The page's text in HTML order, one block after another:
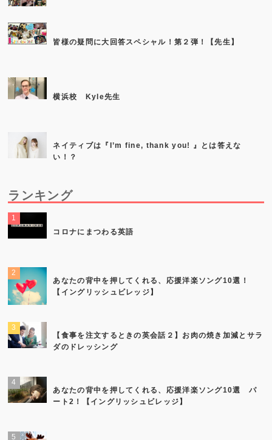
皆様の疑問に大回答スペシャル！第２弾！【先生】
横浜校 Kyle先生
ネイティブは『I’m fine, thank you! 』とは答えな
い！？
ランキング
コロナにまつわる英語
あなたの背中を押してくれる、応援洋楽ソング10選！
【イングリッシュビレッジ】
【食事を注文するときの英会話２】お肉の焼き加減とサラ
ダのドレッシング
あなたの背中を押してくれる、応援洋楽ソング10選 パ
ート2！【イングリッシュビレッジ】